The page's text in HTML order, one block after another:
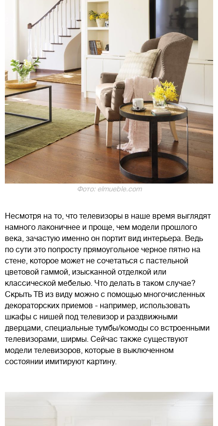
Фото: elmueble.com
Несмотря на то, что телевизоры в наше время выглядят
намного лаконичнее и проще, чем модели прошлого
века, зачастую именно он портит вид интерьера. Ведь
по сути это попросту прямоугольное черное пятно на
стене, которое может не сочетаться с пастельной
цветовой гаммой, изысканной отделкой или
классической мебелью. Что делать в таком случае?
Скрыть ТВ из виду можно с помощью многочисленных
декораторских приемов - например, использовать
шкафы с нишей под телевизор и раздвижными
дверцами, специальные тумбы/комоды со встроенными
телевизорами, ширмы. Сейчас также существуют
модели телевизоров, которые в выключенном
состоянии имитируют картину.